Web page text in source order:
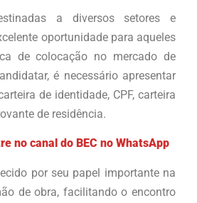
a diversos setores e
oportunidade para aqueles
de colocação no mercado de
é necessário apresentar
de identidade, CPF, carteira
de residência.
no canal do BEC no WhatsApp
por seu papel importante na
de obra, facilitando o encontro